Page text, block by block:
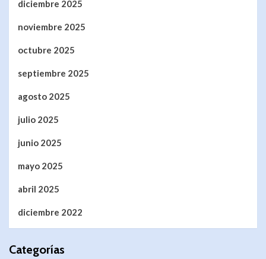
diciembre 2025
noviembre 2025
octubre 2025
septiembre 2025
agosto 2025
julio 2025
junio 2025
mayo 2025
abril 2025
diciembre 2022
Categorías